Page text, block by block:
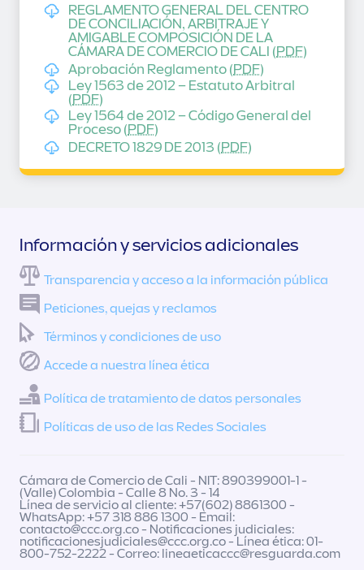
REGLAMENTO GENERAL DEL CENTRO
DE CONCILIACIÓN, ARBITRAJE Y
AMIGABLE COMPOSICIÓN DE LA
CÁMARA DE COMERCIO DE CALI (PDF)
Aprobación Reglamento (PDF)
Ley 1563 de 2012 – Estatuto Arbitral
(PDF)
Ley 1564 de 2012 – Código General del
Proceso (PDF)
DECRETO 1829 DE 2013 (PDF)
Información y servicios adicionales
Transparencia y acceso a la información pública
Peticiones, quejas y reclamos
Términos y condiciones de uso
Accede a nuestra línea ética
Política de tratamiento de datos personales
Políticas de uso de las Redes Sociales
Cámara de Comercio de Cali - NIT: 890399001-1 -
(Valle) Colombia - Calle 8 No. 3 - 14
Línea de servicio al cliente: +57(602) 8861300 -
WhatsApp: +57 318 886 1300 - Email:
contacto@ccc.org.co- Notificaciones judiciales:
notificacionesjudiciales@ccc.org.co- Línea ética: 01-
800-752-2222 - Correo: lineaeticaccc@resguarda.com